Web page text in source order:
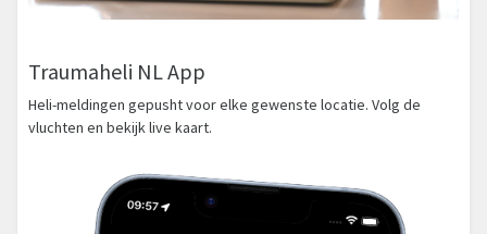
Traumaheli NL App
Heli-meldingen gepusht voor elke gewenste locatie. Volg de
vluchten en bekijk live kaart.